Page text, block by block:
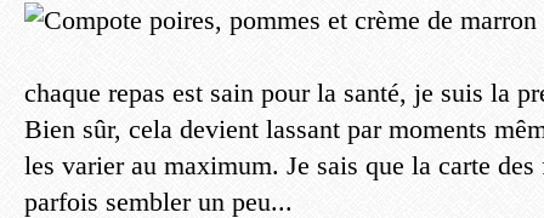
chaque repas est sain pour la santé, je suis la
Bien sûr, cela devient lassant par moments
les varier au maximum. Je sais que la carte
parfois sembler un peu...